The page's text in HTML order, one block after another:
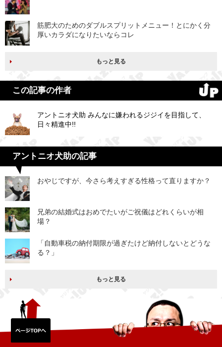
筋肥大のためのダブルスプリットメニュー！とにかく分
厚いカラダになりたいならコレ
もっと見る
この記事の作者
アントニオ犬助 みんなに嫌われるジジイを目指して、
日々精進中!!
アントニオ犬助の記事
おやじですが、今さら考えすぎる性格って直りますか？
兄弟の結婚式はおめでたいがご祝儀はどれくらいが相
場？
「自動車税の納付期限が過ぎたけど納付しないとどうな
る？」
もっと見る